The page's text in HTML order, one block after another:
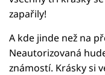
zapařily!
A kde jinde než na
Neautorizovaná
známostí. Krásky si